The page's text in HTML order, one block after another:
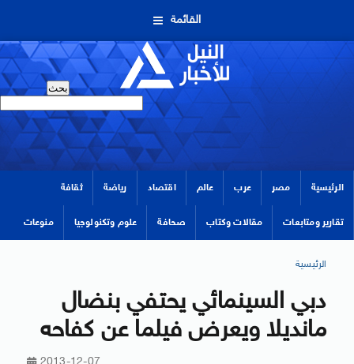
القائمة
الرئيسية مصر عرب عالم اقتصاد رياضة ثقافة
تقارير ومتابعات مقالات وكتاب صحافة علوم وتكنولوجيا منوعات
الرئيسية
دبي السينمائي يحتفي بنضال
مانديلا ويعرض فيلما عن كفاحه